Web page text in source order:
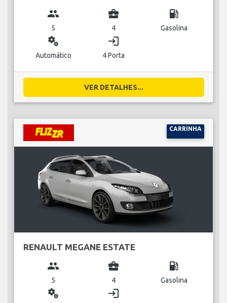
group
5
business_center
4
local_gas_station
Gasolina
miscellaneous_services
Automático
login
4 Porta
VER DETALHES...
CARRINHA
RENAULT MEGANE ESTATE
group
5
business_center
4
local_gas_station
Gasolina
miscellaneous_services login